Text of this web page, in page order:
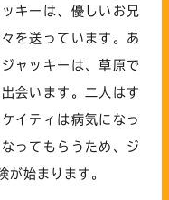
キーは、優しいお兄
を送っています。あ
ャッキーは、草原で
会います。二人はす
イティは病気になっ
ってもらうため、ジ
が始まります。